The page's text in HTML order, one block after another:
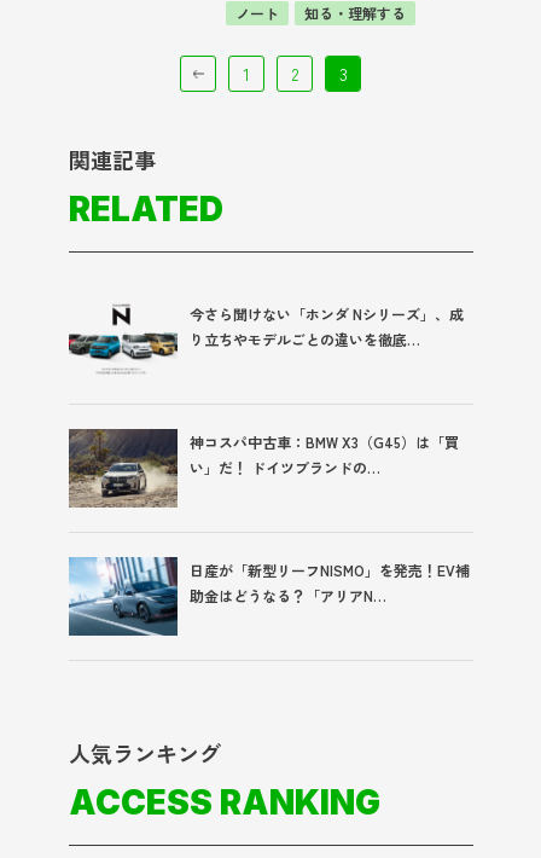
ノート
知る・理解する
1 2 3
関連記事
RELATED
今さら聞けない「ホンダ Nシリーズ」、成
り立ちやモデルごとの違いを徹底…
神コスパ中古車：BMW X3（G45）は「買
い」だ！ ドイツブランドの…
日産が「新型リーフNISMO」を発売！EV補
助金はどうなる？「アリアN…
人気ランキング
ACCESS RANKING